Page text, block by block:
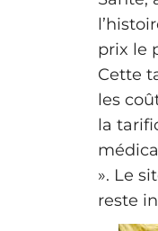
prix le
Cette
les
la
». Le
reste